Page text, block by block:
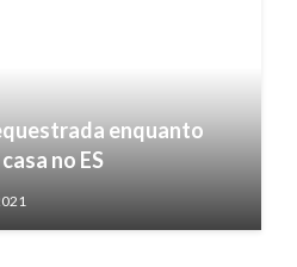
enquanto
no ES